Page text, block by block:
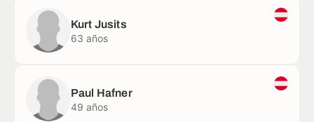
Kurt Jusits
63 años
Paul Hafner
49 años